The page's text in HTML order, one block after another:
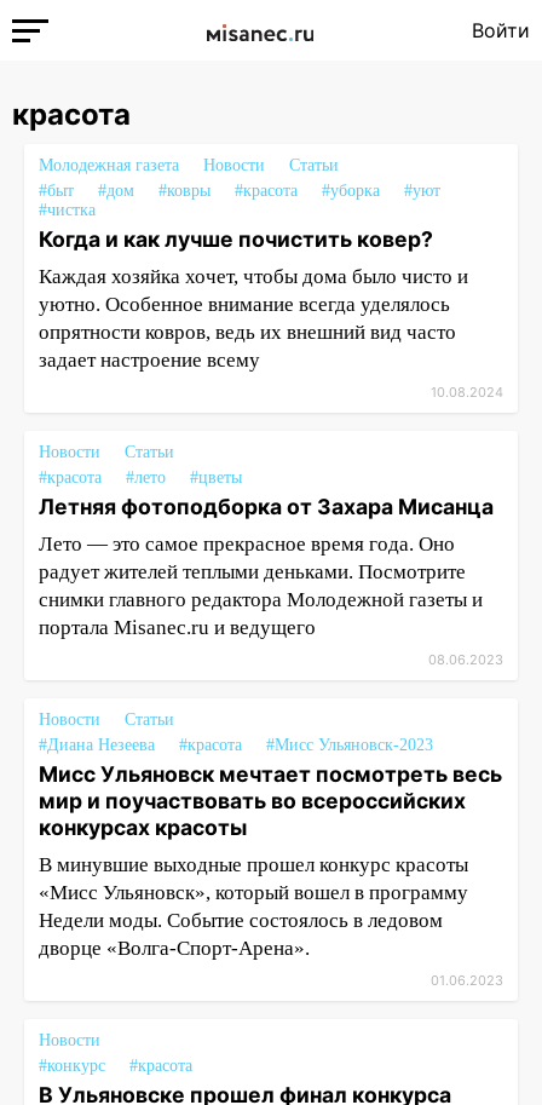
Войти
красота
Молодежная газета Новости
Статьи
#быт
#дом #ковры #красота #уборка
#уют
#чистка
Когда и как лучше почистить ковер?
Каждая хозяйка хочет, чтобы дома было чисто и
уютно. Особенное внимание всегда уделялось
опрятности ковров, ведь их внешний вид часто
задает настроение всему
10.08.2024
Новости
Статьи
#красота
#лето #цветы
Летняя фотоподборка от Захара Мисанца
Лето — это самое прекрасное время года. Оно
радует жителей теплыми деньками. Посмотрите
снимки главного редактора Молодежной газеты и
портала Misanec.ru и ведущего
08.06.2023
Новости
Статьи
#Диана Незеева
#красота #Мисс Ульяновск-2023
Мисс Ульяновск мечтает посмотреть весь
мир и поучаствовать во всероссийских
конкурсах красоты
В минувшие выходные прошел конкурс красоты
«Мисс Ульяновск», который вошел в программу
Недели моды. Событие состоялось в ледовом
дворце «Волга-Спорт-Арена».
01.06.2023
Новости
#конкурс
#красота
В Ульяновске прошел финал конкурса